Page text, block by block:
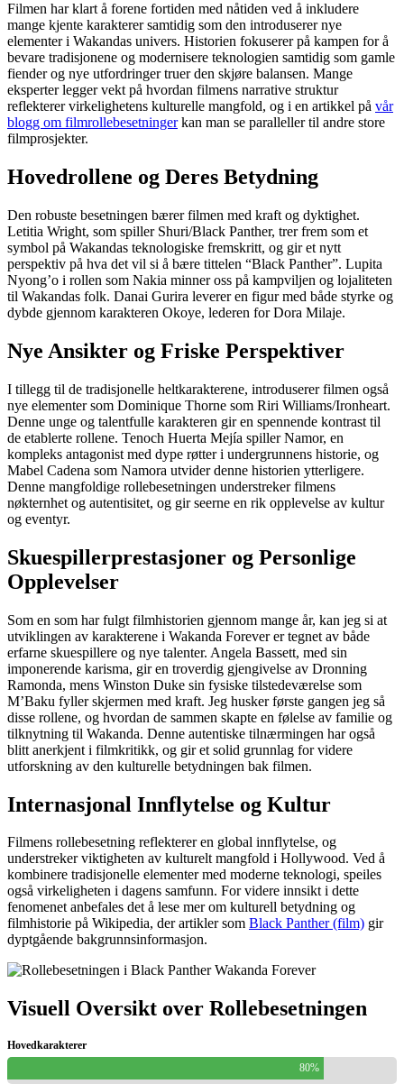
Filmen har klart å forene fortiden med nåtiden ved å inkludere
mange kjente karakterer samtidig som den introduserer nye
elementer i Wakandas univers. Historien fokuserer på kampen for å
bevare tradisjonene og modernisere teknologien samtidig som gamle
fiender og nye utfordringer truer den skjøre balansen. Mange
eksperter legger vekt på hvordan filmens narrative struktur
reflekterer virkelighetens kulturelle mangfold, og i en artikkel på vår
blogg om filmrollebesetningerkan man se paralleller til andre store
filmprosjekter.
Hovedrollene og Deres Betydning
Den robuste besetningen bærer filmen med kraft og dyktighet.
Letitia Wright, som spiller Shuri/Black Panther, trer frem som et
symbol på Wakandas teknologiske fremskritt, og gir et nytt
perspektiv på hva det vil si å bære tittelen “Black Panther”. Lupita
Nyong’o i rollen som Nakia minner oss på kampviljen og lojaliteten
til Wakandas folk. Danai Gurira leverer en figur med både styrke og
dybde gjennom karakteren Okoye, lederen for Dora Milaje.
Nye Ansikter og Friske Perspektiver
I tillegg til de tradisjonelle heltkarakterene, introduserer filmen også
nye elementer som Dominique Thorne som Riri Williams/Ironheart.
Denne unge og talentfulle karakteren gir en spennende kontrast til
de etablerte rollene. Tenoch Huerta Mejía spiller Namor, en
kompleks antagonist med dype røtter i undergrunnens historie, og
Mabel Cadena som Namora utvider denne historien ytterligere.
Denne mangfoldige rollebesetningen understreker filmens
nøkternhet og autentisitet, og gir seerne en rik opplevelse av kultur
og eventyr.
Skuespillerprestasjoner og Personlige
Opplevelser
Som en som har fulgt filmhistorien gjennom mange år, kan jeg si at
utviklingen av karakterene i Wakanda Forever er tegnet av både
erfarne skuespillere og nye talenter. Angela Bassett, med sin
imponerende karisma, gir en troverdig gjengivelse av Dronning
Ramonda, mens Winston Duke sin fysiske tilstedeværelse som
M’Baku fyller skjermen med kraft. Jeg husker første gangen jeg så
disse rollene, og hvordan de sammen skapte en følelse av familie og
tilknytning til Wakanda. Denne autentiske tilnærmingen har også
blitt anerkjent i filmkritikk, og gir et solid grunnlag for videre
utforskning av den kulturelle betydningen bak filmen.
Internasjonal Innflytelse og Kultur
Filmens rollebesetning reflekterer en global innflytelse, og
understreker viktigheten av kulturelt mangfold i Hollywood. Ved å
kombinere tradisjonelle elementer med moderne teknologi, speiles
også virkeligheten i dagens samfunn. For videre innsikt i dette
fenomenet anbefales det å lese mer om kulturell betydning og
filmhistorie på Wikipedia, der artikler som Black Panther (film) gir
dyptgående bakgrunnsinformasjon.
Visuell Oversikt over Rollebesetningen
Hovedkarakterer
80%